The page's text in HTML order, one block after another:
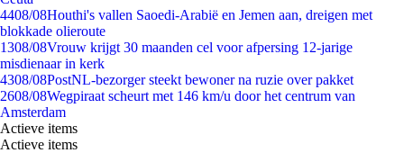
4408/08Houthi's vallen Saoedi-Arabië en Jemen aan, dreigen met
blokkade olieroute
1308/08Vrouw krijgt 30 maanden cel voor afpersing 12-jarige
misdienaar in kerk
4308/08PostNL-bezorger steekt bewoner na ruzie over pakket
2608/08Wegpiraat scheurt met 146 km/u door het centrum van
Amsterdam
Actieve items
Actieve items